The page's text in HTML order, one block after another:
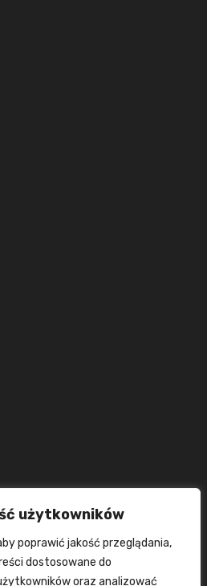
użytkowników
poprawić jakość przeglądania,
dostosowane do
oraz analizować